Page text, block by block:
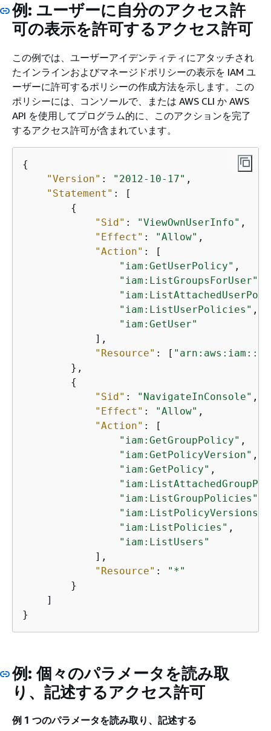
例: ユーザーに自分のアクセス許
可の表示を許可するアクセス許可
この例では、ユーザーアイデンティティにアタッチされ
たインラインおよびマネージドポリシーの表示を IAM ユ
ーザーに許可するポリシーの作成方法を示します。この
ポリシーには、コンソールで、または AWS CLI か AWS
API を使用してプログラム的に、このアクションを完了
するアクセス許可が含まれています。
{
"Version" : "2012-10-17" ,
"Statement" : [
{
"Sid" : "ViewOwnUserInfo" ,
"Effect" : "Allow" ,
"Action" : [
"iam:GetUserPolicy" ,
"iam:ListGroupsForUser"
"iam:ListUserPolicies" ,
"iam:GetUser"
            ],
"Resource" : [
        },
{
"Sid" : "NavigateInConsole" ,
"Effect" : "Allow" ,
"Action" : [
"iam:GetGroupPolicy" ,
"iam:GetPolicyVersion" ,
"iam:GetPolicy" ,
"iam:ListGroupPolicies"
"iam:ListPolicyVersions"
"iam:ListPolicies" ,
"iam:ListUsers"
            ],
"Resource" :
"*"
        }
    ]
}
例: 個々のパラメータを読み取
り、記述するアクセス許可
例 1 つのパラメータを読み取り、記述する